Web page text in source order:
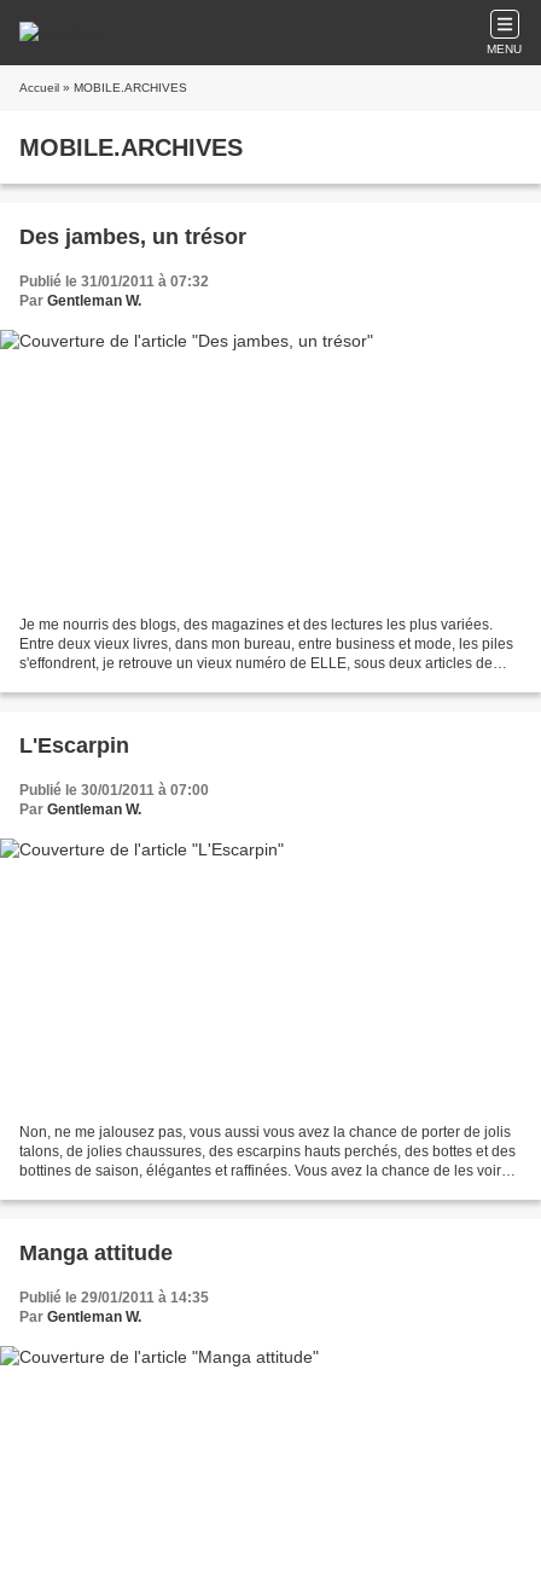
MENU
Accueil » MOBILE.ARCHIVES
MOBILE.ARCHIVES
Des jambes, un trésor
Publié le 31/01/2011 à 07:32
Par Gentleman W.
Je me nourris des blogs, des magazines et des lectures les plus variées.
Entre deux vieux livres, dans mon bureau, entre business et mode, les piles
s'effondrent, je retrouve un vieux numéro de ELLE, sous deux articles de
L'Escarpin
Publié le 30/01/2011 à 07:00
Par Gentleman W.
Non, ne me jalousez pas, vous aussi vous avez la chance de porter de jolis
talons, de jolies chaussures, des escarpins hauts perchés, des bottes et des
bottines de saison, élégantes et raffinées. Vous avez la chance de les voir
Manga attitude
Publié le 29/01/2011 à 14:35
Par Gentleman W.